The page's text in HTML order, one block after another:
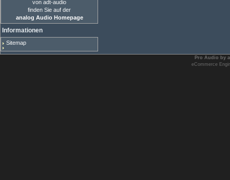
von adt-audio
finden Sie auf der
analog Audio Homepage
Informationen
Sitemap
Pro Audio by
eCommerce